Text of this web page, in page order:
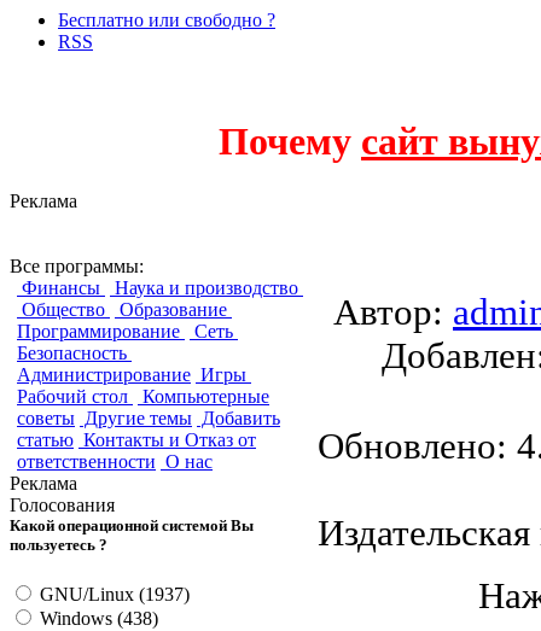
Бесплатно или свободно ?
RSS
Почему сайт
Реклама
Все программы:
Финансы
Наука и производство
Общество
Образование
Программирование
Сеть
Безопасность
Администрирование Игры
Рабочий стол
Компьютерные
советы Другие темы Добавить
статью Контакты и Отказ от
ответственности О нас
Реклама
Голосования
Какой операционной системой Вы
пользуетесь ?
GNU/Linux (1937)
Windows (438)
Автор:
Обновлено: